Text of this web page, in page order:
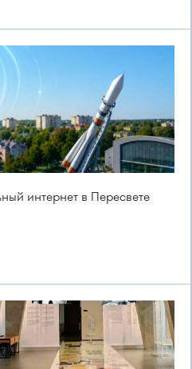
интернет в Пересвете